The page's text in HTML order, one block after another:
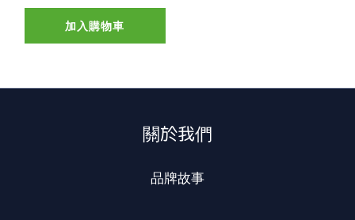
加入購物車
關於我們
品牌故事